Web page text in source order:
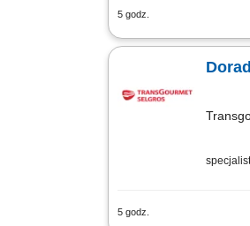
5 godz.
Twój
5 godz.